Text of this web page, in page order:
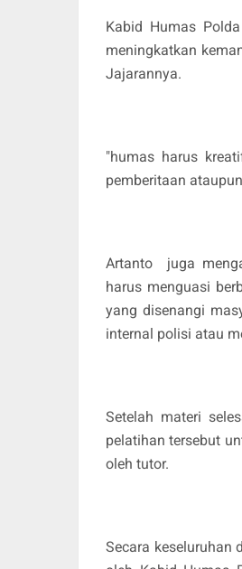
Kabid Humas
meningkatkan
Jajarannya.
"humas harus
pemberitaan
Artanto juga
harus menguasi
yang disenangi
internal polisi atau
Setelah materi
pelatihan tersebut
oleh tutor.
Secara keseluruhan